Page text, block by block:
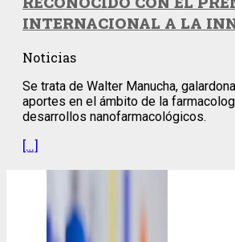
INTERNACIONAL A LA
Noticias
Se trata de Walter Manucha,
aportes en el ámbito de la
desarrollos nanofarmacológicos.
[…]